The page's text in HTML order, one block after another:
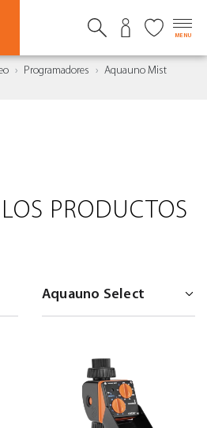
MENU
Programadores
Aquauno Mist
PRODUCTOS